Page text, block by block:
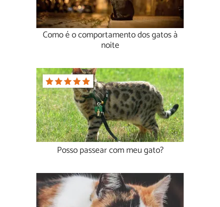
Como é o comportamento dos gatos à
noite
Posso passear com meu gato?